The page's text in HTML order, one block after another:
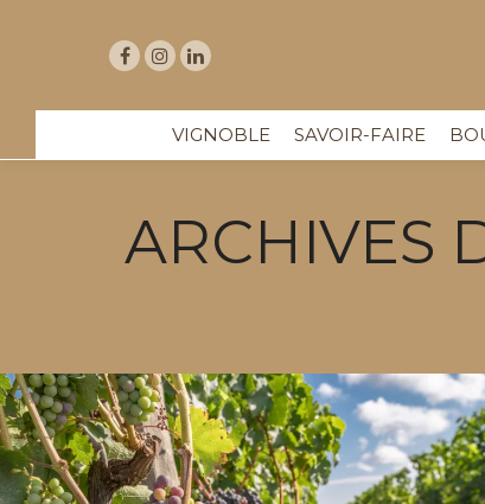
VIGNOBLE SAVOIR-FAIRE
ARCHIVES